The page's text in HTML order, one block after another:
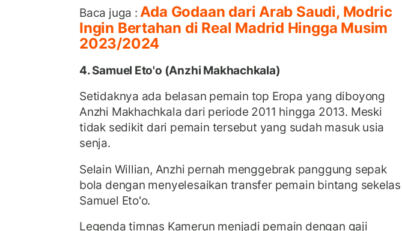
Baca juga :Ada Godaan dari Arab Saudi, Modric
Ingin Bertahan di Real Madrid Hingga Musim
2023/2024
4. Samuel Eto'o (Anzhi Makhachkala)
Setidaknya ada belasan pemain top Eropa yang diboyong
Anzhi Makhachkala dari periode 2011 hingga 2013. Meski
tidak sedikit dari pemain tersebut yang sudah masuk usia
senja.
Selain Willian, Anzhi pernah menggebrak panggung sepak
bola dengan menyelesaikan transfer pemain bintang sekelas
Samuel Eto'o.
Legenda timnas Kamerun menjadi pemain dengan gaji